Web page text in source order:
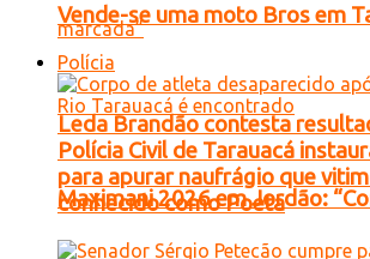
Leda Brandão contesta
Maximani 2026 em Jordão:
Vende-se uma moto Bros em
Polícia
Polícia Civil de Tarauacá
para apurar naufrágio que
conhecido como Poeta